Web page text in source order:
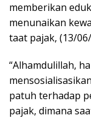
memberikan
menunaikan
taat pajak, (13/
“Alhamdulillah,
patuh terhadap
pajak, dimana